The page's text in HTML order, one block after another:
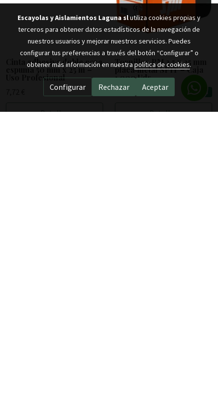
Cinta adhesiva doble cara
espuma 50 mm x 25 m –
Uso Profesional
Detalles
Tornillos PM 3,5 x 25 mm
placa‑metal SPIT – Caja
1.000 Uds
6,70 € 18,84 € oferta
Detalles
Escayolas y Aislamientos Laguna slutiliza cookies propias y
terceros para obtener datos estadísticos de la navegación de
nuestros usuarios y mejorar nuestros servicios. Puedes
configurar tus preferencias a través del botón “Configurar” o
obtener más información en nuestra política de cookies.
Configurar Rechazar Aceptar